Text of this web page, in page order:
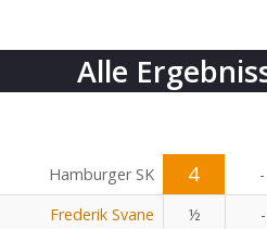
Alle
Hamburger SK 4 -
Frederik Svane ½ -